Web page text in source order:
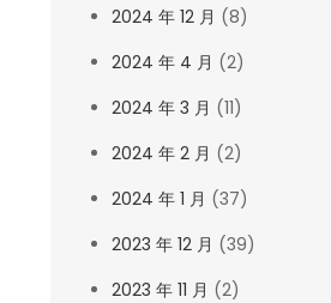
2024 年 12 月 (8)
2024 年 4 月 (2)
2024 年 3 月 (11)
2024 年 2 月 (2)
2024 年 1 月 (37)
2023 年 12 月 (39)
2023 年 11 月 (2)